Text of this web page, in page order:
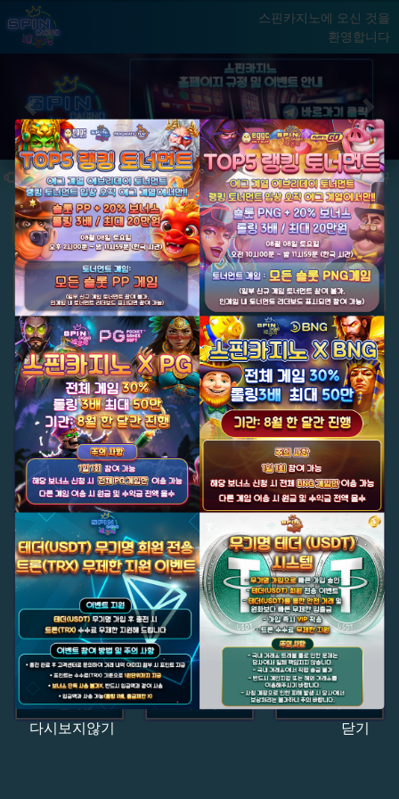
다시보지않기 닫기
스핀카지노에 오신 것을
환영합니다
게임
Previous
Next
★ 국내 최초, 국내 슬롯 1등 에그계열 ★ ★ 신규